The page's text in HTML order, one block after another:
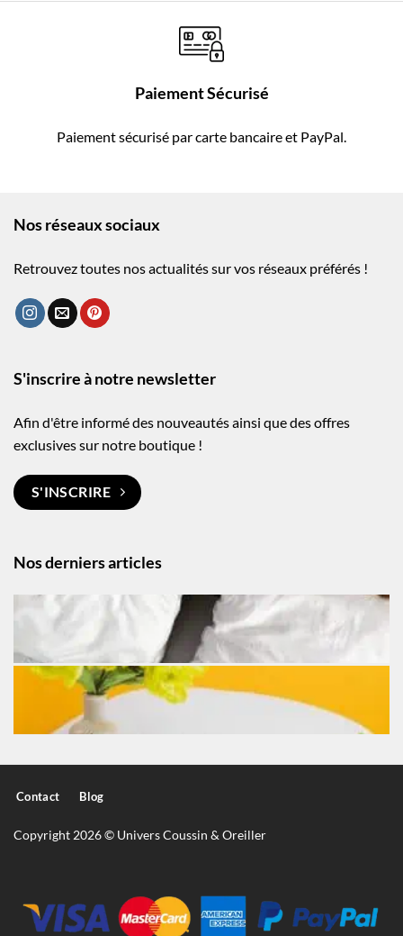
Paiement Sécurisé
Paiement sécurisé par carte bancaire et PayPal.
Nos réseaux sociaux
Retrouvez toutes nos actualités sur vos réseaux préférés !
Nos derniers articles
S'inscrire à notre newsletter
Afin d'être informé des nouveautés ainsi que des offres
exclusives sur notre boutique !
S'INSCRIRE
Contact Blog
Copyright 2026 © Univers Coussin & Oreiller